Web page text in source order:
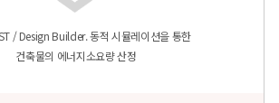
/ Design Builder. 동적 시뮬레이션을 통한
건축물의 에너지소요량 산정